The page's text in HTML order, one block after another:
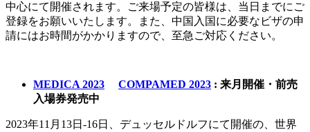
中心にて開催されます。ご来場予定の皆様は、当日までにご
登録をお願いいたします。また、中国入国に必要なビザの申
請にはお時間がかかりますので、至急ご対応ください。
MEDICA 2023 COMPAMED 2023 : 来月開催・前売
入場券発売中
2023年11月13日-16日、デュッセルドルフにて開催の、世界